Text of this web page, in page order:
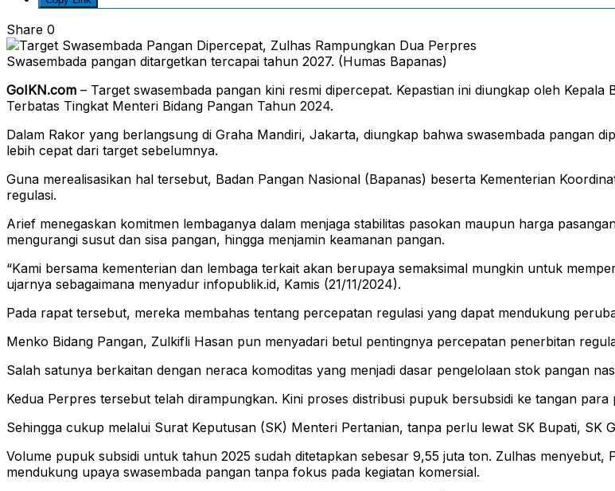
Share 0
Swasembada pangan ditargetkan tercapai tahun 2027. (Humas Bapanas)
GoIKN.com – Target swasembada pangan kini resmi dipercepat. Kepastian ini diungkap oleh
Terbatas Tingkat Menteri Bidang Pangan Tahun 2024.
Dalam Rakor yang berlangsung di Graha Mandiri, Jakarta, diungkap bahwa swasembada pangan
lebih cepat dari target sebelumnya.
Guna merealisasikan hal tersebut, Badan Pangan Nasional (Bapanas) beserta Kementerian
regulasi.
Arief menegaskan komitmen lembaganya dalam menjaga stabilitas pasokan maupun harga
mengurangi susut dan sisa pangan, hingga menjamin keamanan pangan.
“Kami bersama kementerian dan lembaga terkait akan berupaya semaksimal mungkin untuk
ujarnya sebagaimana menyadur infopublik.id, Kamis (21/11/2024).
Pada rapat tersebut, mereka membahas tentang percepatan regulasi yang dapat mendukung
Menko Bidang Pangan, Zulkifli Hasan pun menyadari betul pentingnya percepatan penerbitan
Salah satunya berkaitan dengan neraca komoditas yang menjadi dasar pengelolaan stok pangan
Kedua Perpres tersebut telah dirampungkan. Kini proses distribusi pupuk bersubsidi ke tangan para
Sehingga cukup melalui Surat Keputusan (SK) Menteri Pertanian, tanpa perlu lewat SK Bupati, SK
Volume pupuk subsidi untuk tahun 2025 sudah ditetapkan sebesar 9,55 juta ton. Zulhas
mendukung upaya swasembada pangan tanpa fokus pada kegiatan komersial.